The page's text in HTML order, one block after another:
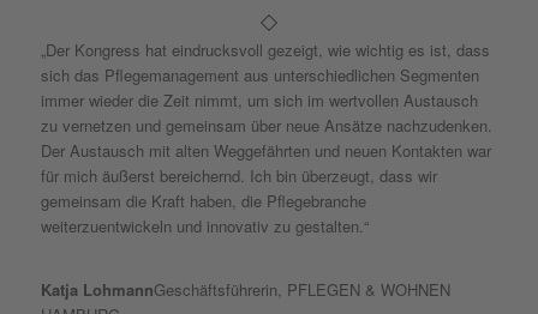
„Der Kongress hat eindrucksvoll gezeigt, wie wichtig es ist, dass
sich das Pflegemanagement aus unterschiedlichen Segmenten
immer wieder die Zeit nimmt, um sich im wertvollen Austausch
zu vernetzen und gemeinsam über neue Ansätze nachzudenken.
Der Austausch mit alten Weggefährten und neuen Kontakten war
für mich äußerst bereichernd. Ich bin überzeugt, dass wir
gemeinsam die Kraft haben, die Pflegebranche
weiterzuentwickeln und innovativ zu gestalten.“
Katja LohmannGeschäftsführerin, PFLEGEN & WOHNEN